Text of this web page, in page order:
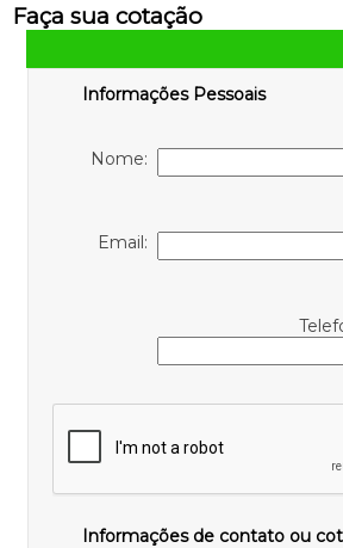
Faça sua cotação
Informações Pessoais
Nome:
Email:
Informações de contato ou